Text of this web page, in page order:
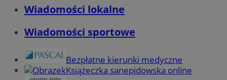
Wiadomości lokalne
Wiadomości sportowe
Bezpłatne kierunki medyczne
Książeczka sanepidowska online